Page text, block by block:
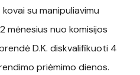
su manipuliavimu
mėnesius nuo komisijos
D.K. diskvalifikuoti 4
priėmimo dienos.